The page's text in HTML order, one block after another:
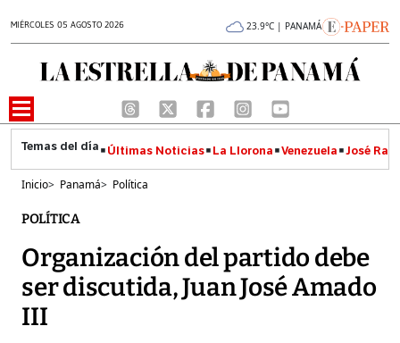
MIÉRCOLES 05 AGOSTO 2026 23.9°C | PANAMÁ
Últimas Noticias La Llorona Venezuela José
Inicio> Panamá> Política
POLÍTICA
Organización del partido debe
ser discutida, Juan José Amado
III